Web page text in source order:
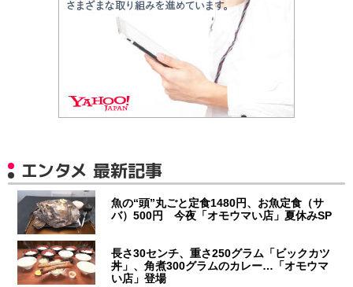
エンタメ 最新記事
魚の“頭”丸ごと定食1480円、お魚定食（サ
バ）500円 今夜「オモウマい店」夏休みSP
長さ30センチ、重さ250グラム「ビックカツ
丼」、角煮300グラムのカレー…「オモウマ
い店」登場